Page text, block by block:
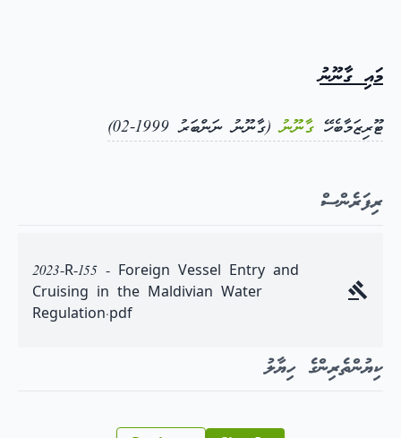
މައި ގާނޫނު
ޓޫރިޒަމާބެހޭ ގާނޫނު(ގާނޫނު ނަންބަރު 1999-02)
ރިފަރެންސް
2023-R-155 - Foreign Vessel Entry and
Cruising in the Maldivian Water
Regulation.pdf
ކިޔުންތެރިންގެ ހިޔާލު